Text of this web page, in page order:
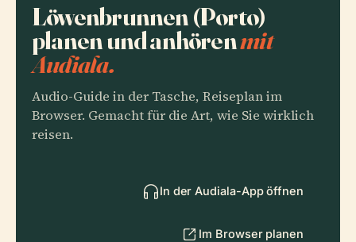
Löwenbrunnen (Porto)
planen und anhörenmit
Audiala.
Audio-Guide in der Tasche, Reiseplan im
Browser. Gemacht für die Art, wie Sie wirklich
reisen.
In der Audiala-App öffnen
Im Browser planen